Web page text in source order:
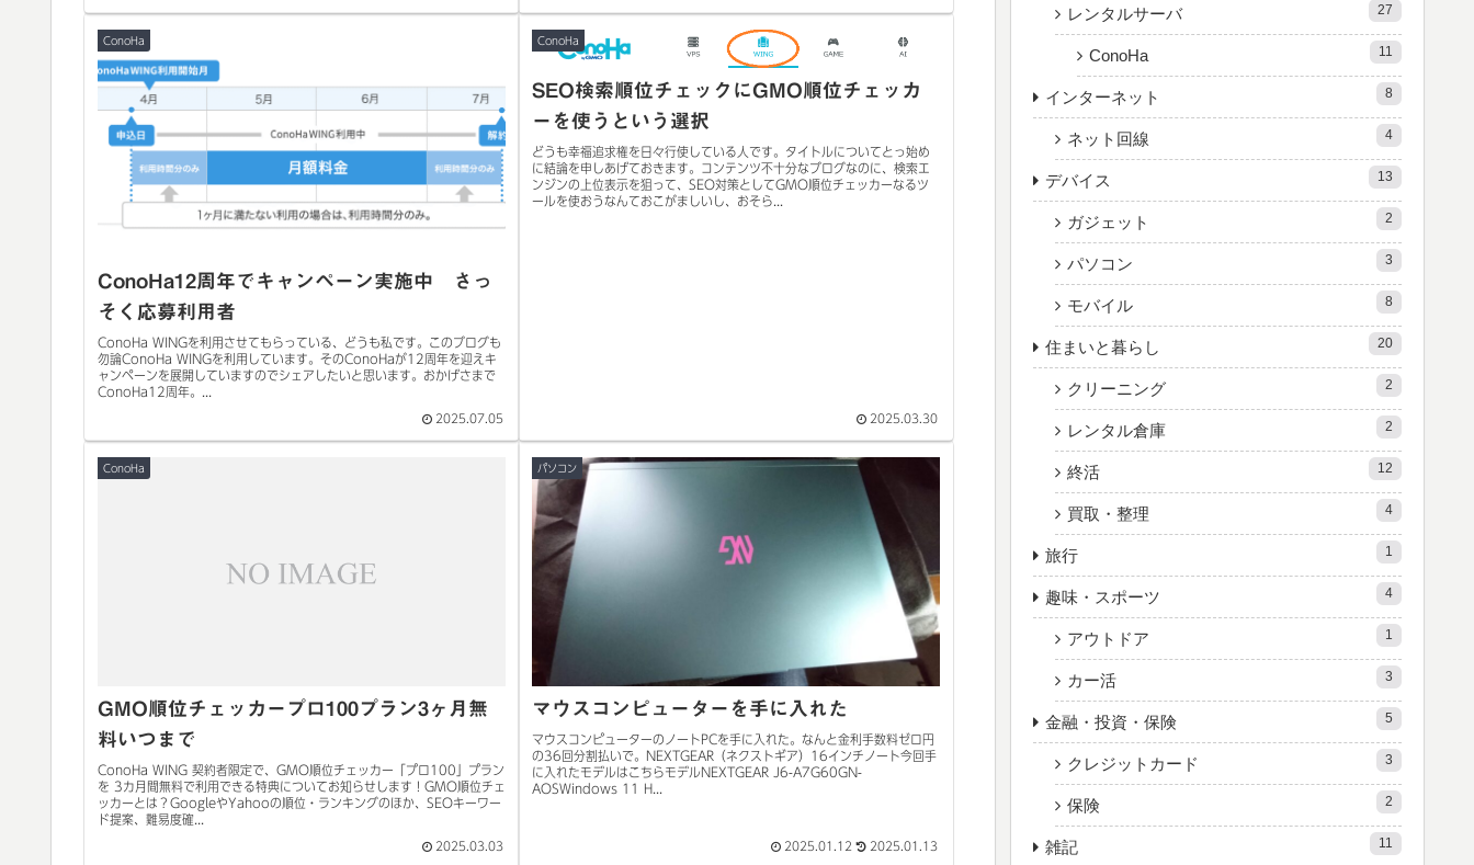
ConoHa
ConoHa12周年でキャンペーン実施中 さっ
そく応募利用者
ConoHa WINGを利用させてもらっている、どうも私です。このブログも
勿論ConoHa WINGを利用しています。そのConoHaが12周年を迎えキ
ャンペーンを展開していますのでシェアしたいと思います。おかげさまで
ConoHa12周年。...
2025.07.05
ConoHa
SEO検索順位チェックにGMO順位チェッカ
ーを使うという選択
どうも幸福追求権を日々行使している人です。タイトルについてとっ始め
に結論を申しあげておきます。コンテンツ不十分なブログなのに、検索エ
ンジンの上位表示を狙って、SEO対策としてGMO順位チェッカーなるツ
ールを使おうなんておこがましいし、おそら...
2025.03.30
ConoHa
GMO順位チェッカープロ100プラン3ヶ月無
料いつまで
ConoHa WING 契約者限定で、GMO順位チェッカー「プロ100」プラン
を 3カ月間無料で利用できる特典についてお知らせします！GMO順位チェ
ッカーとは？GoogleやYahooの順位・ランキングのほか、SEOキーワー
ド提案、難易度確...
2025.03.03
パソコン
マウスコンピューターを手に入れた
マウスコンピューターのノートPCを手に入れた。なんと金利手数料ゼロ円
の36回分割払いで。NEXTGEAR（ネクストギア）16インチノート今回手
に入れたモデルはこちらモデルNEXTGEAR J6-A7G60GN-
AOSWindows 11 H...
2025.01.12 2025.01.13
レンタルサーバ 27
ConoHa 11
インターネット 8
ネット回線 4
デバイス 13
ガジェット 2
パソコン 3
モバイル 8
住まいと暮らし 20
クリーニング 2
レンタル倉庫 2
終活 12
買取・整理 4
旅行 1
趣味・スポーツ 4
アウトドア 1
カー活 3
金融・投資・保険 5
クレジットカード 3
保険 2
雑記 11